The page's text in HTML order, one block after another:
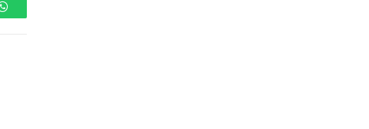
WhatsApp